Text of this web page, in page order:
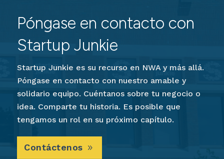
Póngase en contacto con
Startup Junkie
Startup Junkie es su recurso en NWA y más allá.
Póngase en contacto con nuestro amable y
solidario equipo. Cuéntanos sobre tu negocio o
idea. Comparte tu historia. Es posible que
tengamos un rol en su próximo capítulo.
Contáctenos